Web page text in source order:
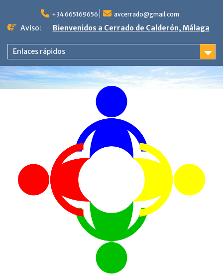
contenido
+34 665169656 avcerrado@gmail.com
Aviso: Bienvenidos a Cerrado de Calderón, Málaga
Enlaces rápidos